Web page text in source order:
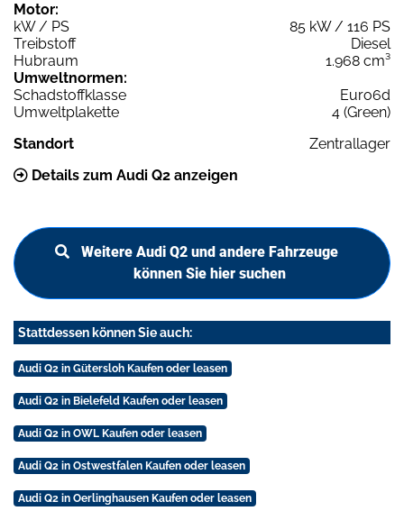
Motor:
kW / PS
85 kW / 116 PS
Treibstoff
Diesel
Hubraum
1.968 cm³
Umweltnormen:
Schadstoffklasse
Euro6d
Umweltplakette
4 (Green)
Standort
Zentrallager
Details zum Audi Q2 anzeigen
Weitere Audi Q2 und andere Fahrzeuge
können Sie hier suchen
Stattdessen können Sie auch:
Audi Q2 in Gütersloh Kaufen oder leasen
Audi Q2 in Bielefeld Kaufen oder leasen
Audi Q2 in OWL Kaufen oder leasen
Audi Q2 in Ostwestfalen Kaufen oder leasen
Audi Q2 in Oerlinghausen Kaufen oder leasen